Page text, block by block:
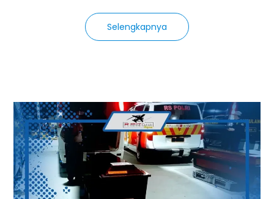
Selengkapnya